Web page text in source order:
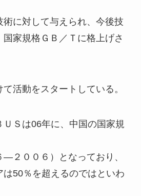
術に対して与えられ、今後技
家規格ＧＢ／Ｔに格上げさ
活動をスタートしている。
ＵＳは06年に、中国の国家規
２００６）となっており、
は50％を超えるのではといわ